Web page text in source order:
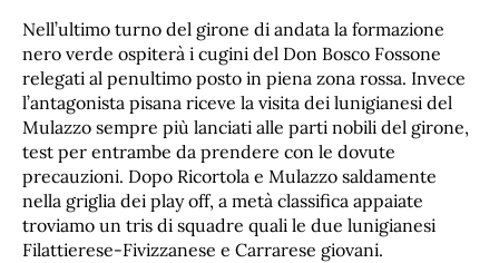
Nell’ultimo turno del girone di andata la formazione
nero verde ospiterà i cugini del Don Bosco Fossone
relegati al penultimo posto in piena zona rossa. Invece
l’antagonista pisana riceve la visita dei lunigianesi del
Mulazzo sempre più lanciati alle parti nobili del girone,
test per entrambe da prendere con le dovute
precauzioni. Dopo Ricortola e Mulazzo saldamente
nella griglia dei play off, a metà classifica appaiate
troviamo un tris di squadre quali le due lunigianesi
Filattierese-Fivizzanese e Carrarese giovani.